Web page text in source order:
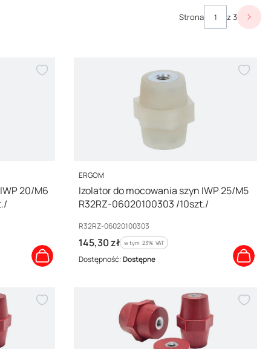
Strona z 3
20/M6
PRODUCENT
ERGOM
Izolator do mocowania szyn IWP 25/M5
R32RZ-06020100303 /10szt./
Kod producenta
R32RZ-06020100303
Cena brutto
145,30 zł w tym %s VAT
w tym 23% VAT
Dostępność:Dostępne